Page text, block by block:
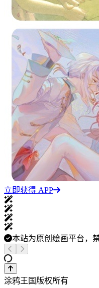
立即获得 APP
本站为原创绘画平台，
涂鸦王国版权所有